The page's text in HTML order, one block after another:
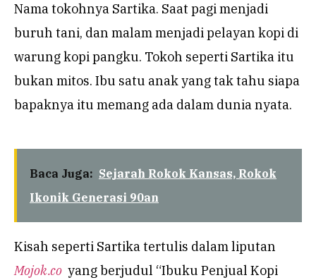
Nama tokohnya Sartika. Saat pagi menjadi
buruh tani, dan malam menjadi pelayan kopi di
warung kopi pangku. Tokoh seperti Sartika itu
bukan mitos. Ibu satu anak yang tak tahu siapa
bapaknya itu memang ada dalam dunia nyata.
Baca Juga: Sejarah Rokok Kansas, Rokok
Ikonik Generasi 90an
Kisah seperti Sartika tertulis dalam liputan
Mojok.co yang berjudul “Ibuku Penjual Kopi